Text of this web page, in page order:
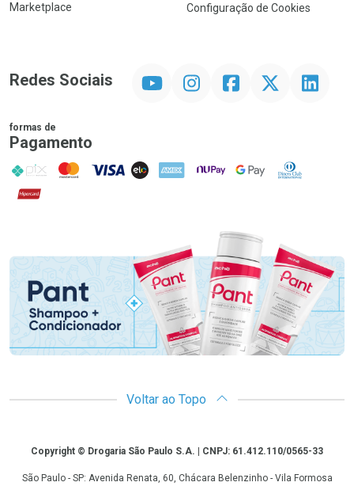
Marketplace
Configuração de Cookies
Redes Sociais InstagramFacebookTwitter Linkedin
formas de
Pagamento
PIX MasterCard
VISA ELO AMEX NuPay Google PayDiners Club
Hipercard
Promoção em Destaque
Voltar ao Topo
CopyrightCopyright © Drogaria São Paulo S.A. | CNPJ: 61.412.110/0565-33
São Paulo - SP: Avenida Renata, 60, Chácara Belenzinho - Vila Formosa